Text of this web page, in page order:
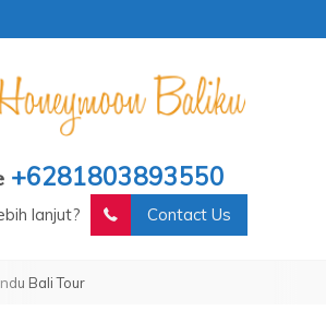
+6281803893550
lanjut? Contact Us
Tour